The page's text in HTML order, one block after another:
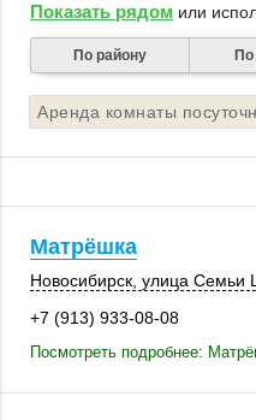
Показать рядом или
По району
Аренда комнаты
Матрёшка
Новосибирск , улица
+7 (913) 933-08-08
Посмотреть подробнее: